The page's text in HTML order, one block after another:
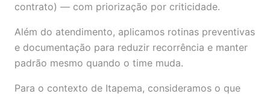
contrato) — com priorização por criticidade.
Além do atendimento, aplicamos rotinas preventivas
e documentação para reduzir recorrência e manter
padrão mesmo quando o time muda.
Para o contexto de Itapema, consideramos o que